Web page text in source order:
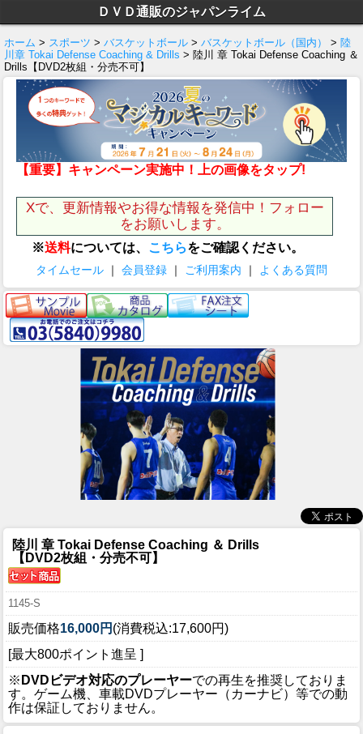
ＤＶＤ通販のジャパンライム
ホーム > スポーツ > バスケットボール > バスケットボール（国内） > 陸
川章 Tokai Defense Coaching & Drills > 陸川 章 Tokai Defense Coaching ＆
Drills【DVD2枚組・分売不可】
【重要】キャンペーン実施中！上の画像をタップ!
Xで、更新情報やお得な情報を発信中！フォロー
をお願いします。
※送料については、 こちらをご確認ください。
タイムセール ｜ 会員登録 ｜ ご利用案内 ｜ よくある質問
陸川 章 Tokai Defense Coaching ＆ Drills
【DVD2枚組・分売不可】
1145-S
販売価格16,000円 (消費税込:17,600円)
[最大800ポイント進呈 ]
※ DVDビデオ対応のプレーヤーでの再生を推奨しておりま
す。ゲーム機、車載DVDプレーヤー（カーナビ）等での動
作は保証しておりません。